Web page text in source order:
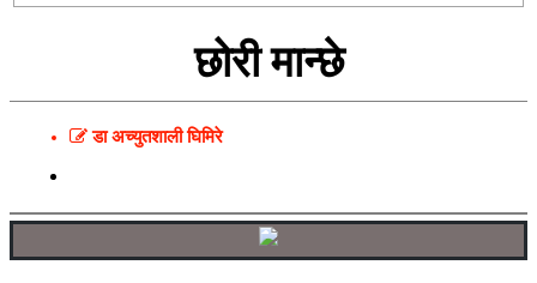
छोरी मान्छे
डा अच्युतशाली घिमिरे